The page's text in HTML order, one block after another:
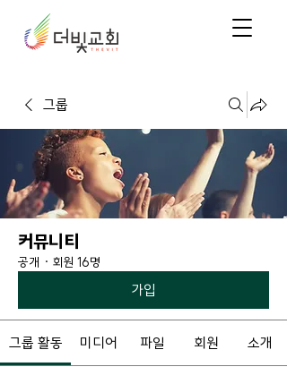
그룹
커뮤니티
공개 · 회원 16명
가입
그룹 활동 미디어 파일 회원 소개